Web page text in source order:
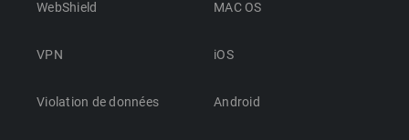
WebShield
VPN
Violation de données
MAC OS
iOS
Android